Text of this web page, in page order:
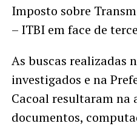
Imposto sobre
– ITBI em face de
As buscas realizadas
investigados e na
Cacoal resultaram na
documentos,